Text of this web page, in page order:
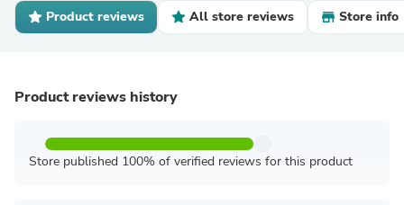
Product reviews All store reviews Store info
Product reviews history
Store published 100% of verified reviews for this product